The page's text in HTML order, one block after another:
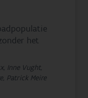
het
Inne Vught,
Patrick Meire